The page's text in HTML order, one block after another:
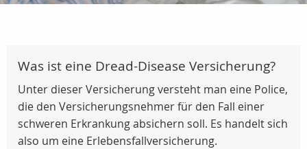
Was ist eine Dread-Disease Versicherung?
Unter dieser Versicherung versteht man eine Police,
die den Versicherungsnehmer für den Fall einer
schweren Erkrankung absichern soll. Es handelt sich
also um eine Erlebensfallversicherung.